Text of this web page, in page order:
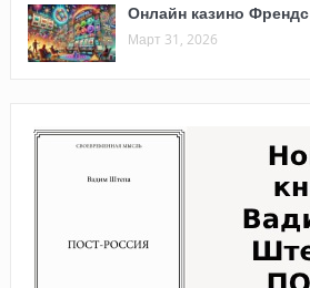
Онлайн казино Френдс
Март 31, 2026